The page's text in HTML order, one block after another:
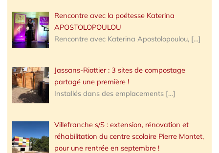
Rencontre avec la poétesse Katerina
APOSTOLOPOULOU
Rencontre avec Katerina Apostolopoulou, […]
Jassans-Riottier : 3 sites de compostage
partagé une première !
Installés dans des emplacements […]
Villefranche s/S : extension, rénovation et
réhabilitation du centre scolaire Pierre Montet,
pour une rentrée en septembre !